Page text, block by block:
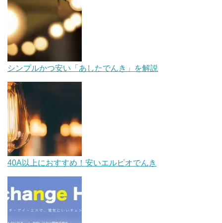
シンプルかつ安い「あしたでんき」を解説
40A以上におすすめ！安いエルピオでんき